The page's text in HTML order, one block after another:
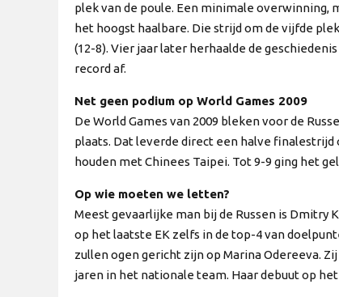
plek van de poule. Een minimale overwinning,
het hoogst haalbare. Die strijd om de vijfde
(12-8). Vier jaar later herhaalde de
record af.
Net geen podium op World Games 2009
De World Games van 2009 bleken voor de
plaats. Dat leverde direct een halve
houden met Chinees Taipei. Tot 9-9 ging het
Op wie moeten we letten?
Meest gevaarlijke man bij de Russen is
op het laatste EK zelfs in de top-4 van
zullen ogen gericht zijn op Marina Odereeva.
jaren in het nationale team. Haar debuut op